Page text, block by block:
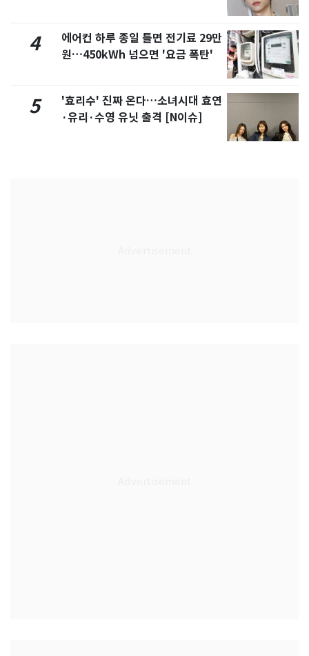
4
에어컨 하루 종일 틀면 전기료 29만
원…450kWh 넘으면 '요금 폭탄'
5
'효리수' 진짜 온다…소녀시대 효연
·유리·수영 유닛 출격 [N이슈]